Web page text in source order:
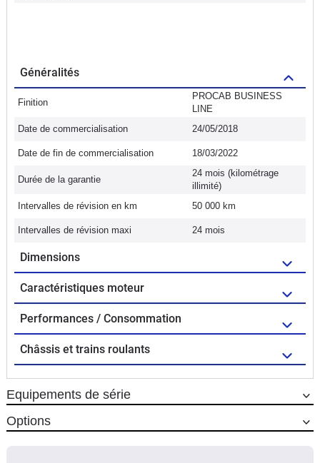
Généralités
Finition
PROCAB BUSINESS
LINE
Date de commercialisation
24/05/2018
Date de fin de commercialisation 18/03/2022
Durée de la garantie
24 mois (kilométrage
illimité)
Intervalles de révision en km
50 000 km
Intervalles de révision maxi 24 mois
Dimensions
Caractéristiques moteur
Performances / Consommation
Châssis et trains roulants
Equipements de série
Options